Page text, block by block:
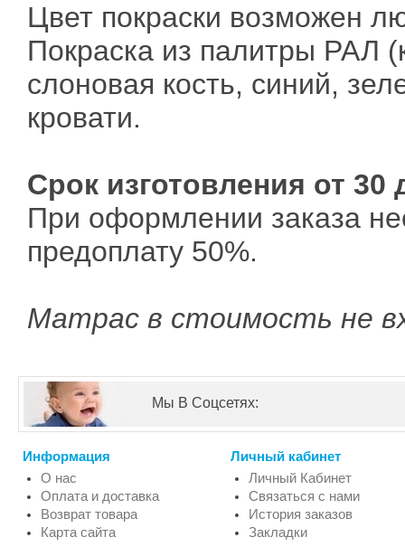
Цвет покраски возможен
Покраска из палитры РАЛ
слоновая кость, синий,
кровати.
Срок изготовления от 30
При оформлении заказа
предоплату 50%.
Матрас в стоимость не
Мы В Соцсетях:
Информация
О нас
Оплата и доставка
Возврат товара
Карта сайта
Личный кабинет
Личный Кабинет
Связаться с нами
История заказов
Закладки